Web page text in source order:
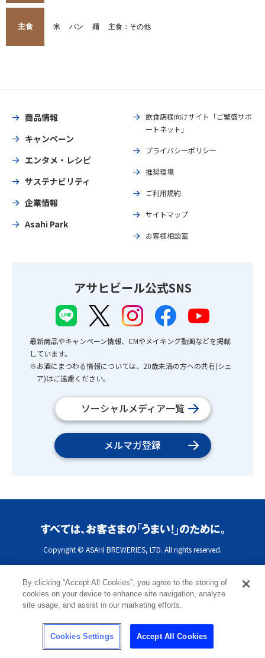
主食 米 パン 麺 主食：その他
商品情報
キャンペーン
エンタメ・レシピ
サステナビリティ
企業情報
Asahi Park
飲食店様向けサイト「ご繁盛サポ
ートネット」
プライバシーポリシー
推奨環境
ご利用規約
サイトマップ
お客様相談室
アサヒビール公式SNS
最新商品やキャンペーン情報、CMやメイキング動画などを掲載
しています。
※お酒にまつわる情報については、20歳未満の方への共有(シェ
ア)はご遠慮ください。
ソーシャルメディア一覧
メルマガ登録
Copyright © ASAHI BREWERIES, LTD. All rights reserved.
By clicking “Accept All Cookies”, you agree to the storing of
cookies on your device to enhance site navigation, analyze
site usage, and assist in our marketing efforts.
Cookies Settings Accept All Cookies